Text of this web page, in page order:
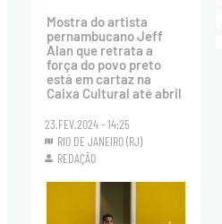
Mostra do artista
pernambucano Jeff
Alan que retrata a
força do povo preto
está em cartaz na
Caixa Cultural até abril
23.FEV.2024 - 14:25
RIO DE JANEIRO (RJ)
REDAÇÃO